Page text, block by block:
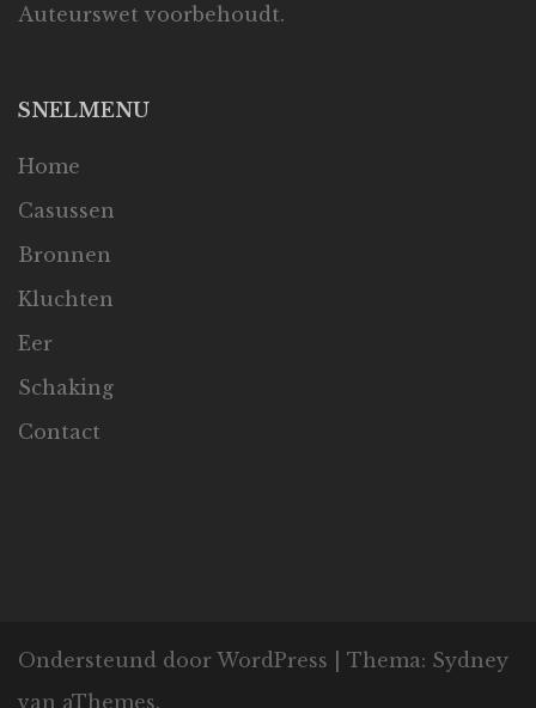
Auteurswet voorbehoudt.
SNELMENU
Home
Casussen
Bronnen
Kluchten
Eer
Schaking
Contact
Ondersteund door WordPress Thema: Sydney
van aThemes.